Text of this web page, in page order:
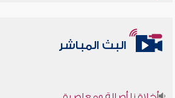
البث المباشر
أخلاقنا أصالة ومعاصرة